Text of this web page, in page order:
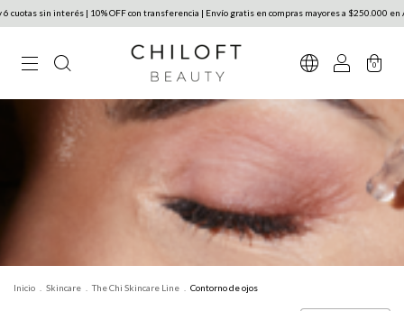
sin interés | 10% OFF con transferencia | Envío gratis en compras mayores a $250.000 en
0
Inicio Skincare The Chi Skincare Line Contorno de ojos